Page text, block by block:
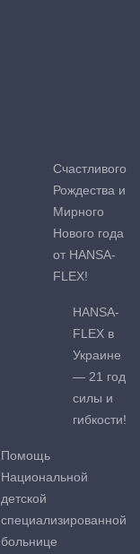
Счастливого
Рождества и
Мирного
Нового года
от HANSA-
FLEX!
HANSA-
FLEX в
Украине
— 21 год
силы и
гибкости!
Помощь
Национальной
детской
специализированной
больнице